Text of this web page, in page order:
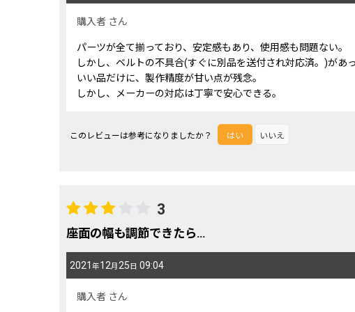
星の数:
年代
性別
並び順:
購入者 さん
パーツが全て揃っており、安定感もあり、使用感も問題ない。
しかし、ベルトの不具合(すぐに別品を送付され対応済。)があ
いい品だけに、製作精度が甘い点が残念。
しかし、メーカーの対応は丁寧で安心できる。
このレビューは参考になりましたか？ はい いいえ
3
座面の幅も調節できたら…
2021 年12月 25 日 09:04
購入者 さん